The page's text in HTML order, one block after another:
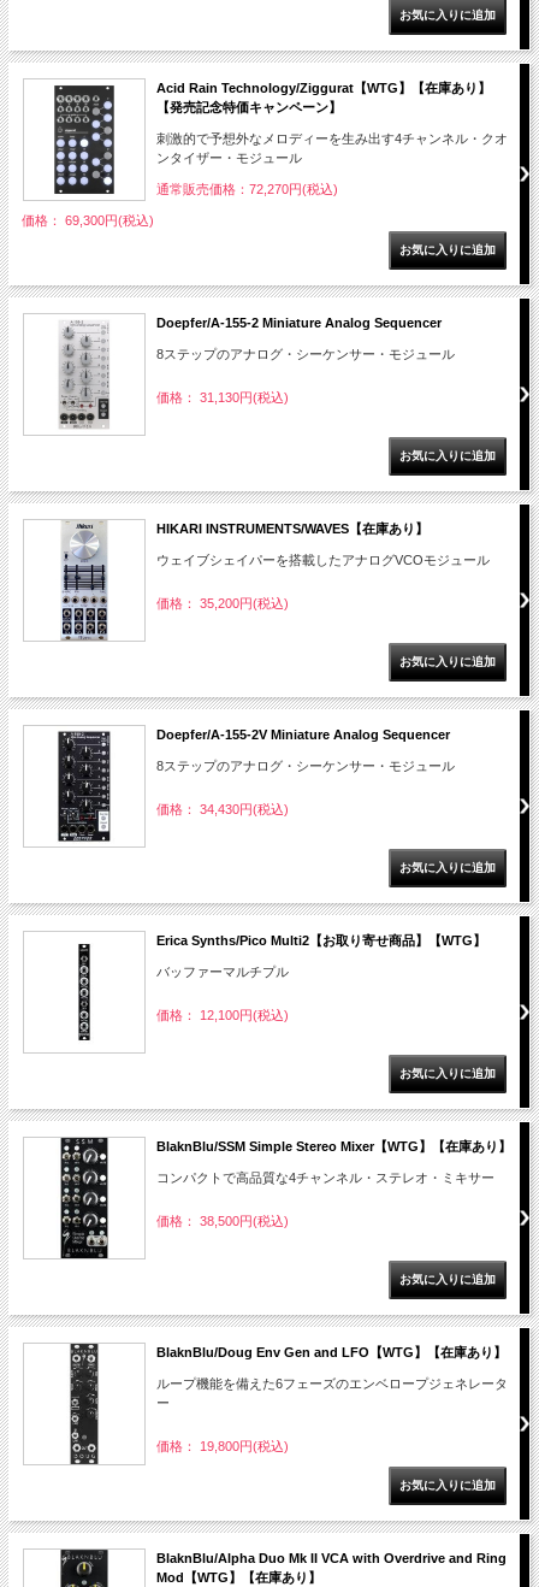
Acid Rain Technology/Ziggurat【WTG】【在庫あり】
【発売記念特価キャンペーン】
刺激的で予想外なメロディーを生み出す4チャンネル・クオ
ンタイザー・モジュール
通常販売価格：72,270円(税込)
価格： 69,300円(税込)
Doepfer/A-155-2 Miniature Analog Sequencer
8ステップのアナログ・シーケンサー・モジュール
価格： 31,130円(税込)
HIKARI INSTRUMENTS/WAVES【在庫あり】
ウェイブシェイパーを搭載したアナログVCOモジュール
価格： 35,200円(税込)
Doepfer/A-155-2V Miniature Analog Sequencer
8ステップのアナログ・シーケンサー・モジュール
価格： 34,430円(税込)
Erica Synths/Pico Multi2【お取り寄せ商品】【WTG】
バッファーマルチプル
価格： 12,100円(税込)
BlaknBlu/SSM Simple Stereo Mixer【WTG】【在庫あり】
コンパクトで高品質な4チャンネル・ステレオ・ミキサー
価格： 38,500円(税込)
BlaknBlu/Doug Env Gen and LFO【WTG】【在庫あり】
ループ機能を備えた6フェーズのエンベロープジェネレータ
ー
価格： 19,800円(税込)
BlaknBlu/Alpha Duo Mk II VCA with Overdrive and Ring
Mod【WTG】【在庫あり】